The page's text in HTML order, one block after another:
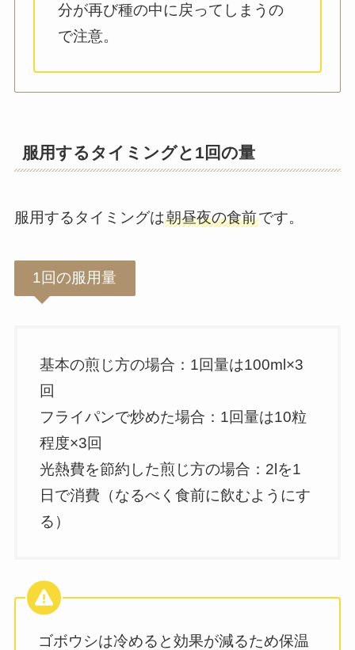
分が再び種の中に戻ってしまうの
で注意。
服用するタイミングと1回の量
服用するタイミングは朝昼夜の食前です。
1回の服用量
基本の煎じ方の場合：1回量は100ml×3
回
フライパンで炒めた場合：1回量は10粒
程度×3回
光熱費を節約した煎じ方の場合：2lを1
日で消費（なるべく食前に飲むようにす
る）
ゴボウシは冷めると効果が減るため保温